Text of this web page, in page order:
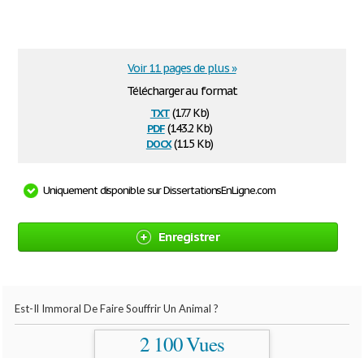
Télécharger au format
txt(17.7 Kb)
pdf(143.2 Kb)
docx(11.5 Kb)
Voir 11 pages de plus »
Uniquement disponible sur DissertationsEnLigne.com
Enregistrer
Est-Il Immoral De Faire Souffrir Un Animal ?
2 100 Vues